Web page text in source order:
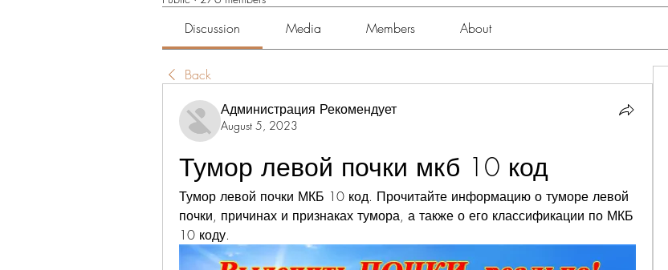
Discussion Media Members About
Back
Администрация Рекомендует
August 5, 2023
Тумор левой почки мкб 10 код
Тумор левой почки МКБ 10 код. Прочитайте информацию о туморе левой
почки, причинах и признаках тумора, а также о его классификации по МКБ
10 коду.